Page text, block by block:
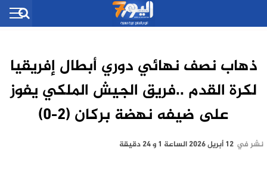
ذهاب نصف نهائي دوري أبطال إفريقيا
لكرة القدم ..فريق الجيش الملكي يفوز
على ضيفه نهضة بركان (2-0)
نشر في 12 أبريل 2026 الساعة 1 و 24 دقيقة